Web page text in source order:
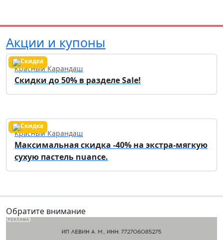
Акции и купоны
Красный Карандаш
Скидки до 50% в разделе Sale!
Красный Карандаш
Максимальная скидка -40% на экстра-мягкую
сухую пастель nuance.
Обратите внимание